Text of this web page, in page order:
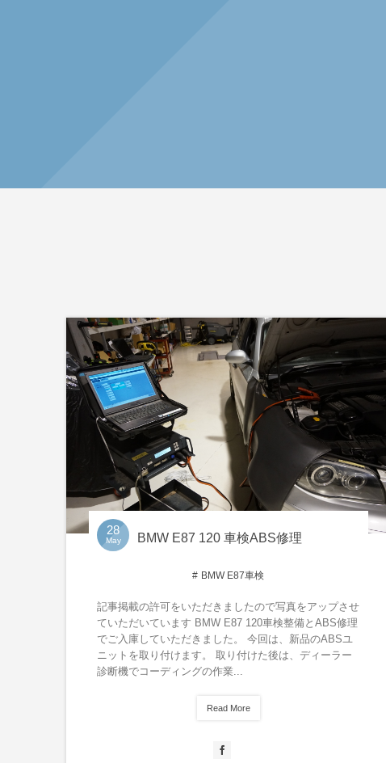
28
May BMW E87 120 車検ABS修理
BMW E87車検
記事掲載の許可をいただきましたので写真をアップさせ
ていただいています BMW E87 120車検整備とABS修理
でご入庫していただきました。 今回は、新品のABSユ
ニットを取り付けます。 取り付けた後は、ディーラー
診断機でコーディングの作業...
Read More